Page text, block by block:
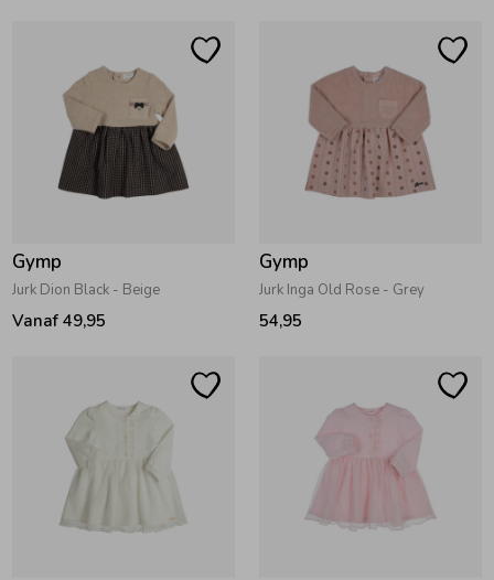
Gymp
Jurk Dion Black - Beige
Vanaf 49,95
Gymp
Jurk Inga Old Rose - Grey
54,95